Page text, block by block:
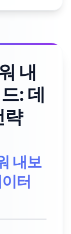
내
: 데
략
내보
터